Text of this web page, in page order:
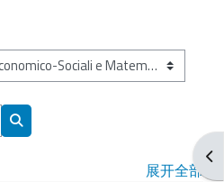
打
搜索课程
展开全部